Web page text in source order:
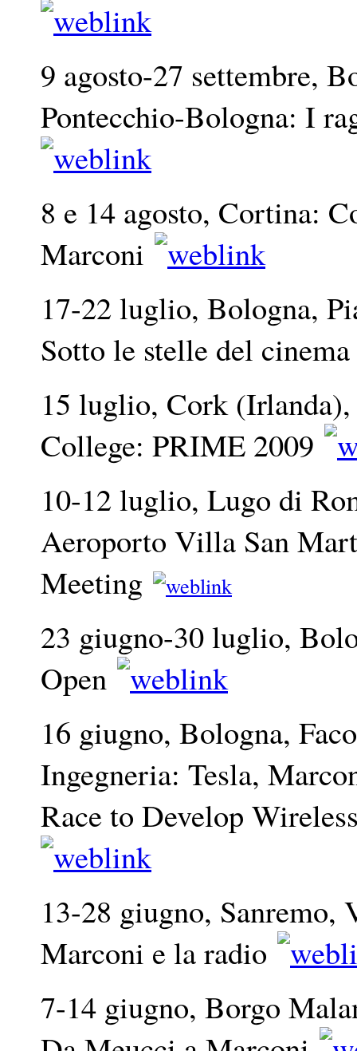
9 agosto-27 settembre,
Pontecchio-Bologna: I
8 e 14 agosto, Cortina:
Marconi
17-22 luglio, Bologna,
Sotto le stelle del
15 luglio, Cork
College: PRIME 2009
10-12 luglio, Lugo di
Aeroporto Villa San
Meeting
23 giugno-30 luglio,
Open
16 giugno, Bologna,
Ingegneria: Tesla,
Race to Develop
13-28 giugno,
Marconi e la radio
7-14 giugno, Borgo